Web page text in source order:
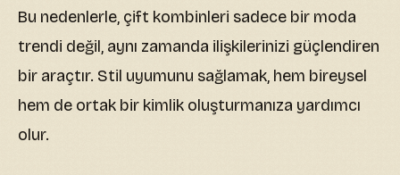
Bu nedenlerle, çift kombinleri sadece bir moda
trendi değil, aynı zamanda ilişkilerinizi güçlendiren
bir araçtır. Stil uyumunu sağlamak, hem bireysel
hem de ortak bir kimlik oluşturmanıza yardımcı
olur.